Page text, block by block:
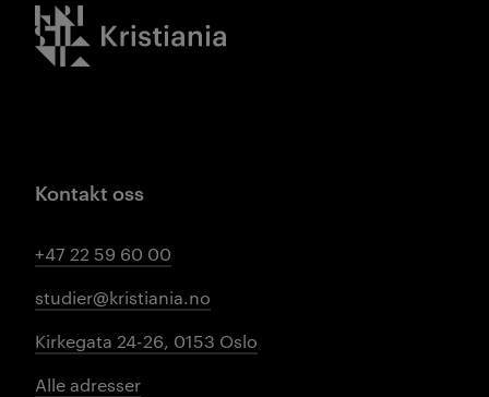
Kristiania logo
Kontakt oss
+47 22 59 60 00
studier@kristiania.no
Kirkegata 24-26, 0153 Oslo
Alle adresser